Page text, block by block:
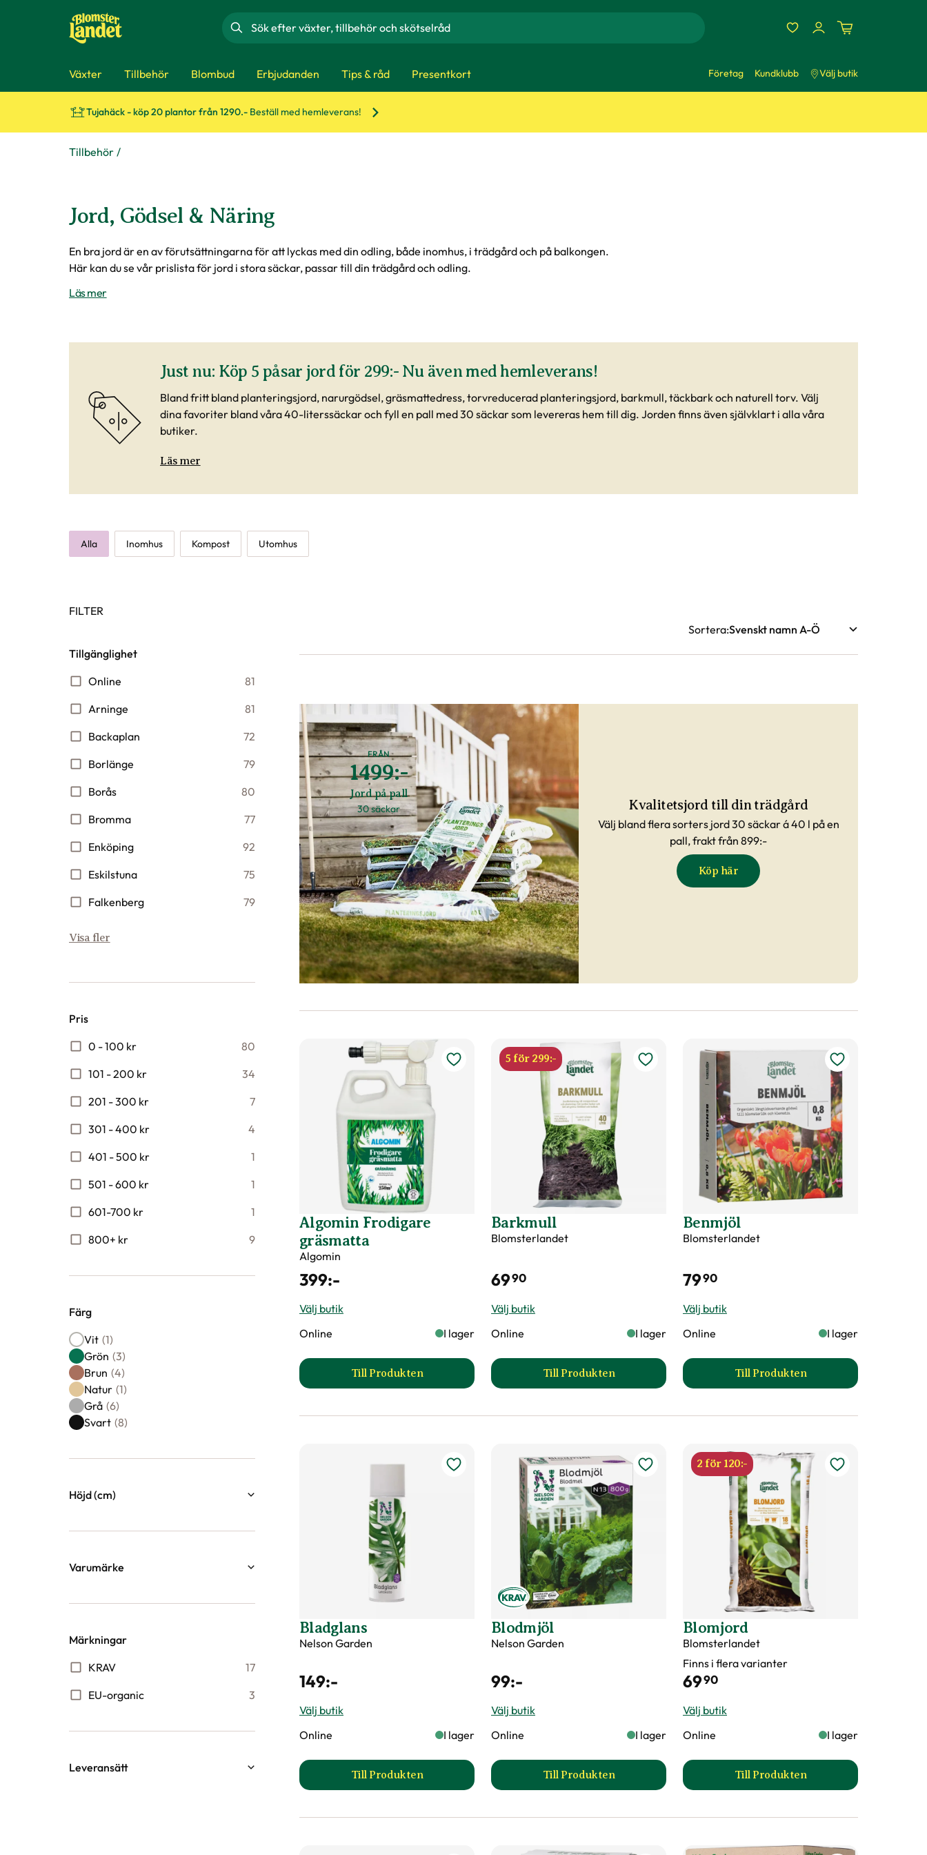
Sök
Växter Tillbehör Blombud Erbjudanden Tips & råd Presentkort Företag Kundklubb Välj butik
Tujahäck - köp 20 plantor från 1290.- Beställ med hemleverans!
Tillbehör
Jord, Gödsel & Näring
En bra jord är en av förutsättningarna för att lyckas med din odling, både inomhus, i trädgård och på balkongen.
Här kan du se vår prislista för jord i stora säckar, passar till din trädgård och odling.
Läs mer
Just nu: Köp 5 påsar jord för 299:- Nu även med hemleverans!
Bland fritt bland planteringsjord, narurgödsel, gräsmattedress, torvreducerad planteringsjord, barkmull, täckbark och naturell torv. Välj
dina favoriter bland våra 40-literssäckar och fyll en pall med 30 säckar som levereras hem till dig. Jorden finns även självklart i alla våra
butiker.
Läs mer
Alla Inomhus Kompost Utomhus
FILTER
Tillgänglighet
Online
81
Arninge
81
Backaplan
72
Borlänge
79
Borås
80
Bromma
77
Enköping
92
Eskilstuna
75
Falkenberg
79
Visa fler
Pris
0 - 100 kr
80
101 - 200 kr
34
201 - 300 kr
7
301 - 400 kr
4
401 - 500 kr
1
501 - 600 kr
1
601-700 kr
1
800+ kr
9
Färg
Färg
Vit (1)
Grön (3)
Brun (4)
Natur (1)
Grå (6)
Svart (8)
Höjd (cm)
Varumärke
Blomsterlandet
Greenline
Hasselfors Garden
37
Nelson Garden
Märkningar
KRAV
17
EU-organic
3
Leveransätt
Sortera
FRÅN
1499:-
Jord på pall
30 säckar
Kvalitetsjord till din trädgård
Välj bland flera sorters jord 30 säckar á 40 l på en
pall, frakt från 899:-
Köp här
Algomin Frodigare
gräsmatta
Algomin
399:-
Välj butik
Online
I lager
Till Produkten
till Algomin Frodigare gräsmatta produktsida
5 för 299:-
Barkmull
Blomsterlandet
6990
Välj butik
Online
I lager
Till Produkten
till Barkmull produktsida
Benmjöl
Blomsterlandet
7990
Välj butik
Online
I lager
Till Produkten
till Benmjöl produktsida
Bladglans
Nelson Garden
149:-
Välj butik
Online
I lager
Till Produkten
till Bladglans produktsida
Blodmjöl
Nelson Garden
99:-
Välj butik
Online
I lager
Till Produkten
till Blodmjöl produktsida
2 för 120:-
Blomjord
Blomsterlandet
Finns i flera varianter
6990
Välj butik
Online
I lager
Till Produkten
till Blomjord produktsida